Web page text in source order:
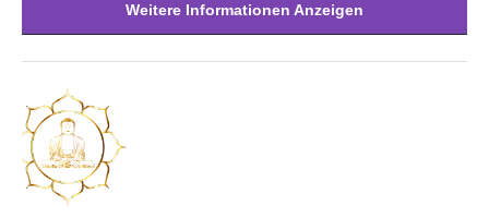
Weitere Informationen Anzeigen